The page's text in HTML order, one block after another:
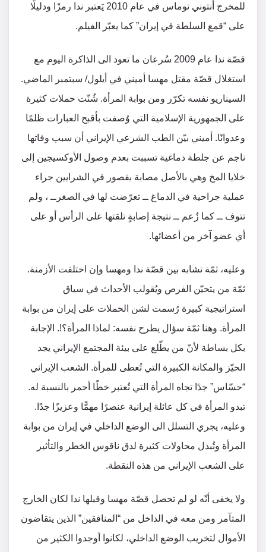
للمخرج أنتوني توماس في عام 2010 يَعتبر ندا رمزًا ودليلًا
على “قمع السلطة في إيران” كما يعبّر الفيلم.
قصّة ندا عام 2009 سُرعان ما تعود الى الذاكرة اليوم مع
استغلال قصّة مقتل مهسا أميني في أيلول/ سبتمبر الماضي.
السيناريو نفسه تكرّر ومن بوابة المرأة. شُنّت حملات كثيرة
على الجمهورية الإسلامية التي وُصفت بأقبح العبارات ظلمًا
وعدوانًا. أميني بيّن الطب الشرعي الإيراني أن سبب وفاتها
ناجم عن جلطة دماغية تسببت بعدم وصول الأوكسيجين إلى
خلايا المخ وهي بالأصل مصابة بقصور في الشرايين جراء
عملية جراحية في الدماغ ــ تعرّضت لها في الصغرــ ، ولم
تتوف ــ كما زُعم ــ نتيجة إصابةٍ تلقتها على الرأس أو على
أي عضو آخر من أعضائها.
وعليه، ثمّة تشابه بين قصّة ندا ومهسا وإن اختلفت الأزمنة.
ثمّة من يتحيّن الفرص ويُقولب الأحداث في سياق
استراتيجية كبيرة رُسمت لشن الحملات على إيران من بوابة
المرأة. وهنا ثمّة سؤال يطرح نفسه: لماذا المرأة؟!. الإجابة
بكل بساطة لأنّ من يطّلع على بيئة المجتمع الإيراني يجد
الحيّز والمكانة الكبيرة التي تُعطى للمرأة. الشعب الإيراني
“حسّاس” جدًا تجاه المرأة التي تُعتبر خطًا أحمر بالنسبة له.
تبدو المرأة في كل عائلة إيرانية عنصرًا مهمًّا وعزيزًا جدًا.
وعليه، يجري التسلل الى الوضع الداخلي في إيران من بوابة
المرأة وتُبذل محاولات كثيرة لدق ناقوس الخطر والتأثير
على الشعب الإيراني من هذه النقطة.
ولا يخفى أنّه لو لم تحصل قصّة مهسا وقبلها ندا لكان الخارج
المتآمر ومن معه في الداخل من “المنافقين” الذين يتقاضون
الأموال لتخريب الوضع الداخلي، لكانوا أوجدوا الكثير من